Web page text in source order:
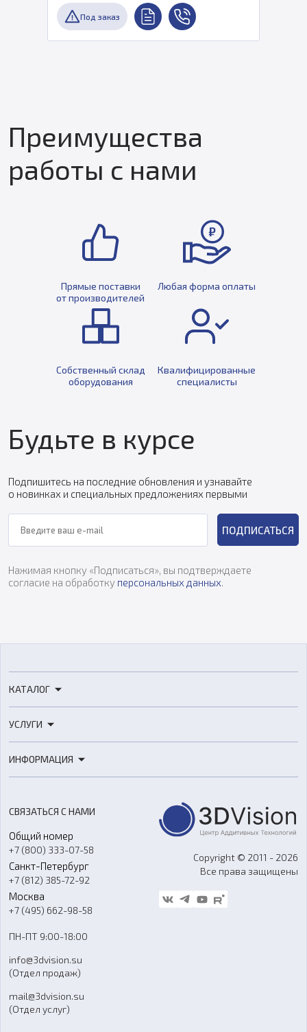
Под заказ
Преимущества
работы с нами
Прямые поставки
от производителей
Любая форма оплаты
Собственный склад
оборудования
Квалифицированные
специалисты
Будьте в курсе
Подпишитесь на последние обновления и узнавайте
о новинках и специальных предложениях первыми
ПОДПИСАТЬСЯ
Нажимая кнопку «Подписаться», вы подтверждаете
согласие на обработку персональных данных
КАТАЛОГ
3D-сканеры
Расходные материалы
Оборудование и материалы для вакуумного литья
Аксессуары и прочее оборудование
Программное обеспечение
УСЛУГИ
3D-моделирование
Ремонт и услуги
ИНФОРМАЦИЯ
О компании
Контакты
Гос. закупки
Стать дилером
Блог
FAQ
СВЯЗАТЬСЯ С НАМИ
Общий номер
+7 (800) 333-07-58
Санкт-Петербург
+7 (812) 385-72-92
Москва
+7 (495) 662-98-58
ПН-ПТ 9:00-18:00
info@3dvision.su
(Отдел продаж)
mail@3dvision.su
(Отдел услуг)
Copyright © 2011 - 2026
Все права защищены